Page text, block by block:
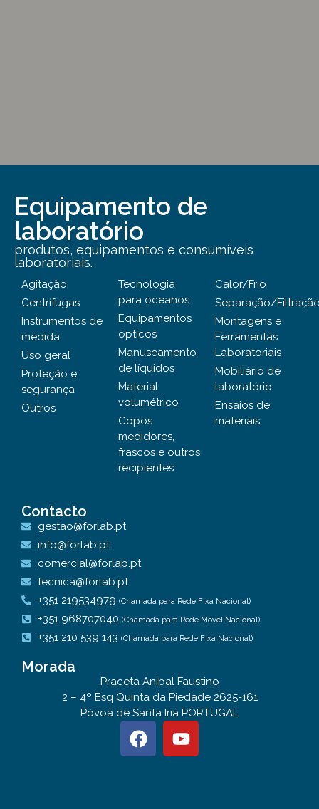
Equipamento de
laboratório
produtos, equipamentos e consumíveis
laboratoriais.
Agitação
Centrífugas
Instrumentos de
medida
Uso geral
Proteção e
segurança
Outros
Tecnologia
para oceanos
Equipamentos
ópticos
Manuseamento
de líquidos
Material
volumétrico
Copos
medidores,
frascos e outros
recipientes
Calor/Frio
Separação/
Montagens e
Ferramentas
Laboratoriais
Mobiliário de
laboratório
Ensaios de
materiais
Contacto
gestao@forlab.pt
info@forlab.pt
comercial@forlab.pt
tecnica@forlab.pt
+351 219534979 (Chamada para Rede Fixa Nacional)
+351 968707040 (Chamada para Rede Móvel Nacional)
+351 210 539 143 (Chamada para Rede Fixa Nacional)
Morada
Praceta Anibal Faustino
2 – 4º Esq Quinta da Piedade 2625-161
Póvoa de Santa Iria PORTUGAL